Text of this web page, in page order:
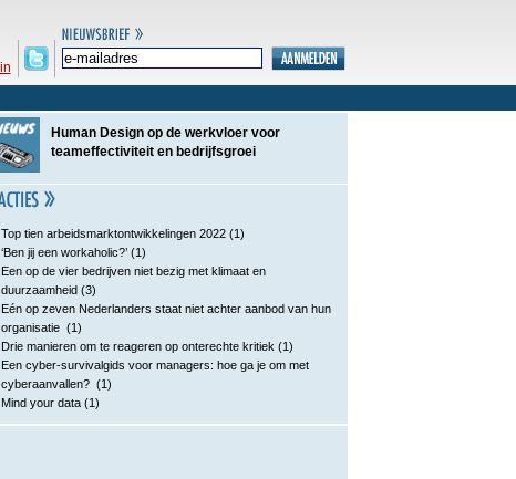
Human Design op de werkvloer voor
teameffectiviteit en bedrijfsgroei
Top tien arbeidsmarktontwikkelingen 2022 (1)
‘Ben jij een workaholic?’ (1)
Een op de vier bedrijven niet bezig met klimaat en
duurzaamheid (3)
Eén op zeven Nederlanders staat niet achter aanbod van hun
organisatie (1)
Drie manieren om te reageren op onterechte kritiek (1)
Een cyber-survivalgids voor managers: hoe ga je om met
cyberaanvallen? (1)
Mind your data (1)